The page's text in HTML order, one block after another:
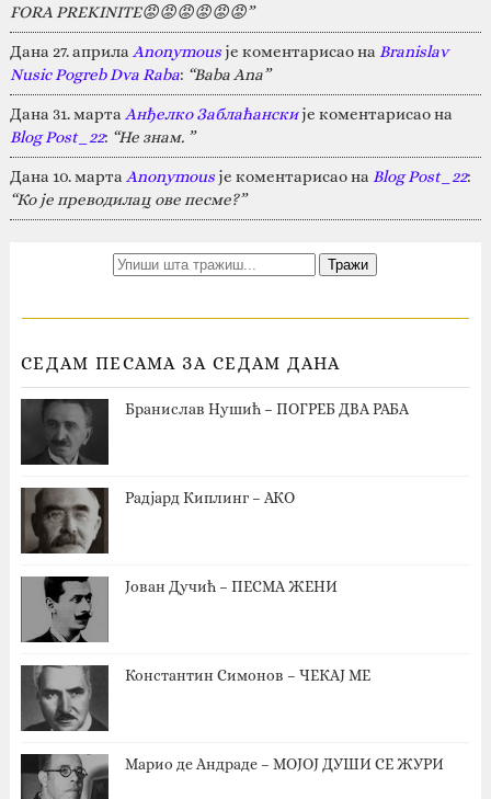
FORA PREKINITE😡😡😡😡😡😡”
Дана 27. априла Anonymousје коментарисао на Branislav
Nusic Pogreb Dva Raba: “Baba Ana”
Дана 31. марта Анђелко Заблаћанскије коментарисао на
Blog Post_22: “Не знам. ”
Дана 10. марта Anonymousје коментарисао на Blog Post_22:
“Ко је преводилац ове песме?”
СЕДАМ ПЕСАМА ЗА СЕДАМ ДАНА
Бранислав Нушић – ПОГРЕБ ДВА РАБА
Радјард Киплинг – АКО
Јован Дучић – ПЕСМА ЖЕНИ
Константин Симонов – ЧЕКАЈ МЕ
Марио де Андраде – МОЈОЈ ДУШИ СЕ ЖУРИ